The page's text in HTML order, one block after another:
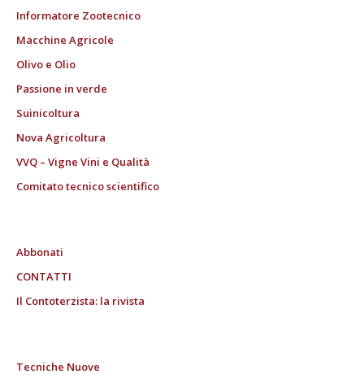
Informatore Zootecnico
Macchine Agricole
Olivo e Olio
Passione in verde
Suinicoltura
Nova Agricoltura
VVQ – Vigne Vini e Qualità
Comitato tecnico scientifico
Abbonati
CONTATTI
Il Contoterzista: la rivista
Tecniche Nuove